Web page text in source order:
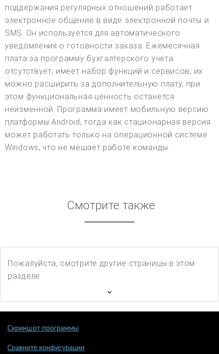
поддержания регулярных отношений работает
электронное общение в виде электронной почты и
SMS. Он используется для автоматического
уведомления о готовности заказа. Ежемесячная
плата за программу бухгалтерского учета
отсутствует; имеет набор функций и сервисов; их
можно расширить за дополнительную плату, при
этом функциональная ценность останется
неизменной. Программа имеет мобильную версию
платформы Android, тогда как стационарная версия
может работать только на операционной системе
Windows, что не мешает работе команды.
Смотрите также
Пожалуйста, смотрите другие страницы в этом
разделе
Скриншот программы
Сравните конфигурации